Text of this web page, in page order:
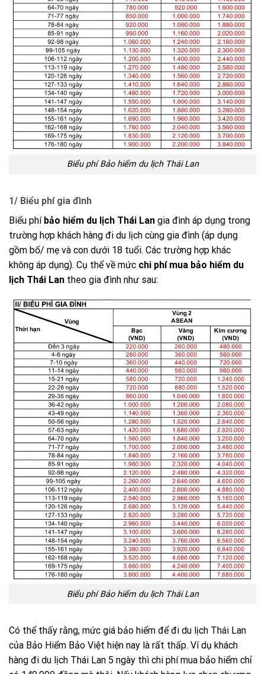
Biểu phí Bảo hiểm du lịch Thái Lan
1/ Biểu phí gia đình
Biểu phí bảo hiểm du lịch Thái Lan gia đình áp dụng trong
trường hợp khách hàng đi du lịch cùng gia đình (áp dụng
gồm bố/ mẹ và con dưới 18 tuổi. Các trường hợp khác
không áp dụng). Cụ thể về mức chi phí mua bảo hiểm du
lịch Thái Lan theo gia đình như sau:
Biểu phí Bảo hiểm du lịch Thái Lan
Có thể thấy rằng, mức giá bảo hiểm để đi du lịch Thái Lan
của Bảo Hiểm Bảo Việt hiện nay là rất thấp. Ví dụ khách
hàng đi du lịch Thái Lan 5 ngày thì chi phí mua bảo hiểm chỉ